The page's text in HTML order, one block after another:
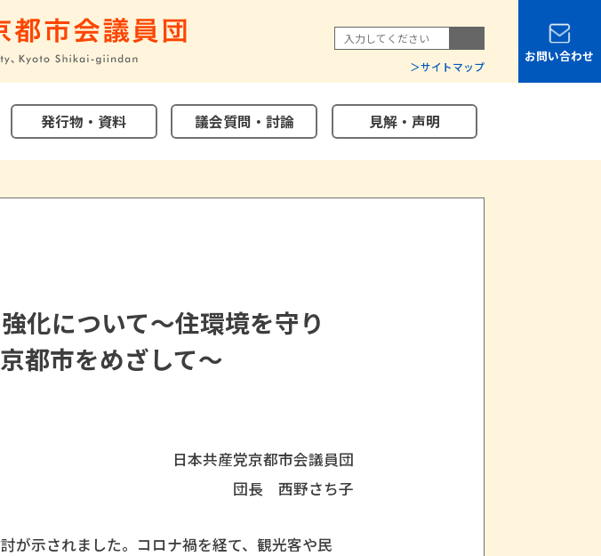
サイトマップ
発行物・資料 議会質問・討論 見解・声明
お問い合わせ
化について～住環境を守り
都市をめざして～
日本共産党京都市会議員団
団長 西野さち子
が示されました。コロナ禍を経て、観光客や民